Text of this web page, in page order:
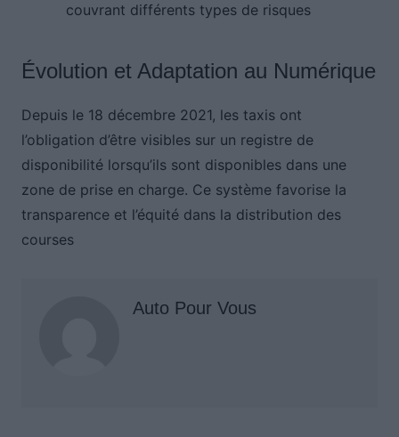
couvrant différents types de risques
Évolution et Adaptation au Numérique
Depuis le 18 décembre 2021, les taxis ont
l’obligation d’être visibles sur un registre de
disponibilité lorsqu’ils sont disponibles dans une
zone de prise en charge. Ce système favorise la
transparence et l’équité dans la distribution des
courses
Auto Pour Vous